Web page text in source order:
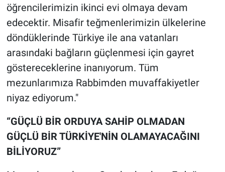
öğrencilerimizin ikinci evi olmaya devam
edecektir. Misafir teğmenlerimizin ülkelerine
döndüklerinde Türkiye ile ana vatanları
arasındaki bağların güçlenmesi için gayret
göstereceklerine inanıyorum. Tüm
mezunlarımıza Rabbimden muvaffakiyetler
niyaz ediyorum."
“GÜÇLÜ BİR ORDUYA SAHİP OLMADAN
GÜÇLÜ BİR TÜRKİYE'NİN OLAMAYACAĞINI
BİLİYORUZ”